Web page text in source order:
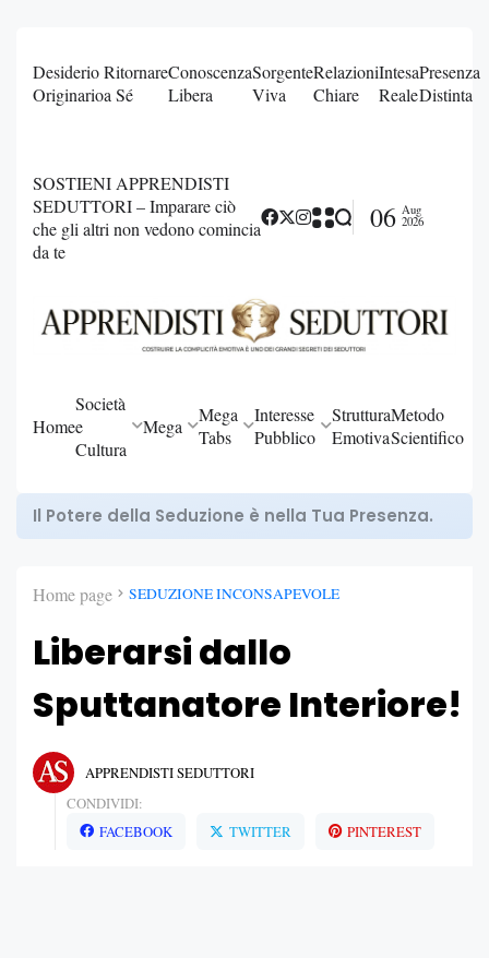
Desiderio
Originario
Ritornare
a Sé
Conoscenza
Libera
Sorgente
Viva
Relazioni
Chiare
Intesa
Reale
Presenza
Distinta
SOSTIENI APPRENDISTI
SEDUTTORI – Imparare ciò
che gli altri non vedono comincia
da te
06 Aug
2026
Home
Società
e
Cultura
Mega
Mega
Tabs
Interesse
Pubblico
Struttura
Emotiva
Metodo
Scientifico
Il Potere della Seduzione è nella Tua Presenza.
Home page SEDUZIONE INCONSAPEVOLE
Liberarsi dallo
Sputtanatore Interiore!
APPRENDISTI SEDUTTORI
CONDIVIDI:
FACEBOOK
TWITTER PINTEREST